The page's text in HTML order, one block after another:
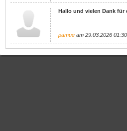
Hallo und vielen Dank für
pamue am 29.03.2026